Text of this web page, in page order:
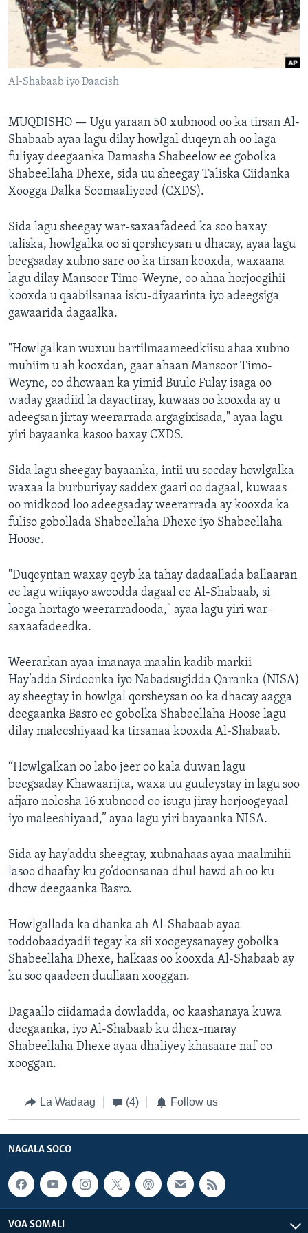
FAAQIDAADDA TODDOBAADKA
DHEXTAALKA TODDOBAADKA
Al-Shabaab iyo Daacish
MUQDISHO — Ugu yaraan 50 xubnood oo ka tirsan Al-
Shabaab ayaa lagu dilay howlgal duqeyn ah oo laga
fuliyay deegaanka Damasha Shabeelow ee gobolka
Shabeellaha Dhexe, sida uu sheegay Taliska Ciidanka
Xoogga Dalka Soomaaliyeed (CXDS).
Sida lagu sheegay war-saxaafadeed ka soo baxay
taliska, howlgalka oo si qorsheysan u dhacay, ayaa lagu
beegsaday xubno sare oo ka tirsan kooxda, waxaana
lagu dilay Mansoor Timo-Weyne, oo ahaa horjoogihii
kooxda u qaabilsanaa isku-diyaarinta iyo adeegsiga
gawaarida dagaalka.
"Howlgalkan wuxuu bartilmaameedkiisu ahaa xubno
muhiim u ah kooxdan, gaar ahaan Mansoor Timo-
Weyne, oo dhowaan ka yimid Buulo Fulay isaga oo
waday gaadiid la dayactiray, kuwaas oo kooxda ay u
adeegsan jirtay weerarrada argagixisada," ayaa lagu
yiri bayaanka kasoo baxay CXDS.
Sida lagu sheegay bayaanka, intii uu socday howlgalka
waxaa la burburiyay saddex gaari oo dagaal, kuwaas
oo midkood loo adeegsaday weerarrada ay kooxda ka
fuliso gobollada Shabeellaha Dhexe iyo Shabeellaha
Hoose.
"Duqeyntan waxay qeyb ka tahay dadaallada ballaaran
ee lagu wiiqayo awoodda dagaal ee Al-Shabaab, si
looga hortago weerarradooda," ayaa lagu yiri war-
saxaafadeedka.
Weerarkan ayaa imanaya maalin kadib markii
Hay’adda Sirdoonka iyo Nabadsugidda Qaranka (NISA)
ay sheegtay in howlgal qorsheysan oo ka dhacay aagga
deegaanka Basro ee gobolka Shabeellaha Hoose lagu
dilay maleeshiyaad ka tirsanaa kooxda Al-Shabaab.
“Howlgalkan oo labo jeer oo kala duwan lagu
beegsaday Khawaarijta, waxa uu guuleystay in lagu soo
afjaro nolosha 16 xubnood oo isugu jiray horjoogeyaal
iyo maleeshiyaad,” ayaa lagu yiri bayaanka NISA.
Sida ay hay’addu sheegtay, xubnahaas ayaa maalmihii
lasoo dhaafay ku go’doonsanaa dhul hawd ah oo ku
dhow deegaanka Basro.
Howlgallada ka dhanka ah Al-Shabaab ayaa
toddobaadyadii tegay ka sii xoogeysanayey gobolka
Shabeellaha Dhexe, halkaas oo kooxda Al-Shabaab ay
ku soo qaadeen duullaan xooggan.
Dagaallo ciidamada dowladda, oo kaashanaya kuwa
deegaanka, iyo Al-Shabaab ku dhex-maray
Shabeellaha Dhexe ayaa dhaliyey khasaare naf oo
xooggan.
La Wadaag (4) Follow us
NAGALA SOCO
VOA SOMALI